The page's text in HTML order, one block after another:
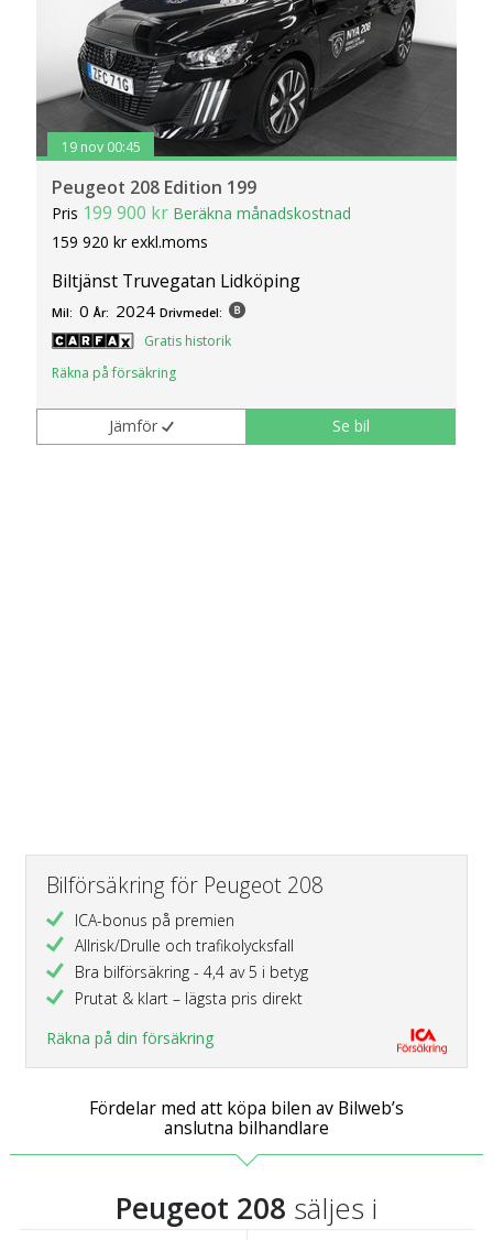
19 nov 00:45
Peugeot 208 Edition 199
Pris 199 900 kr Beräkna månadskostnad
159 920 kr exkl.moms
Biltjänst Truvegatan Lidköping
Mil: 0 År: 2024 Drivmedel:
Gratis historik
Räkna på försäkring
Jämför Se bil
Bilförsäkring för Peugeot 208
ICA-bonus på premien
Allrisk/Drulle och trafikolycksfall
Bra bilförsäkring - 4,4 av 5 i betyg
Prutat & klart – lägsta pris direkt
Räkna på din försäkring
Fördelar med att köpa bilen av Bilweb’s
anslutna bilhandlare
Peugeot 208 säljes i